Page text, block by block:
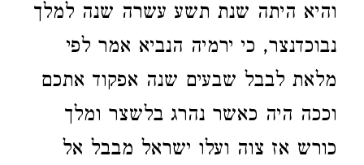
והיא היתה שנת תשע עשרה שנה למלך
נבוכדנצר, כי ירמיה הנביא אמר לפי
מלאת לבבל שבעים שנה אפקוד אתכם
וככה היה כאשר נהרג בלשצר ומלך
כורש אז צוה ועלו ישראל מבבל אל